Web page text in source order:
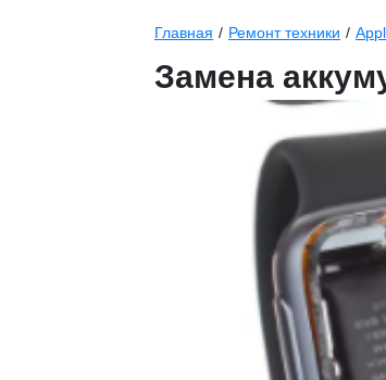
Главная / Ремонт техники /
Замена